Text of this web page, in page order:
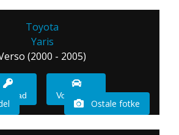
Toyota
Yaris
(2000 - 2005)
sad Vozio sam
Ostale fotke